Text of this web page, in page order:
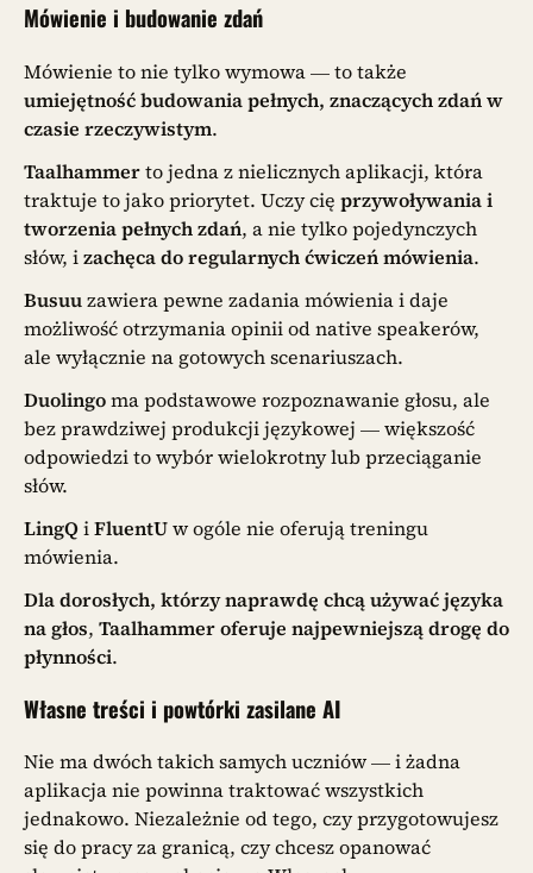
Mówienie i budowanie zdań
Mówienie to nie tylko wymowa — to także
umiejętność budowania pełnych, znaczących zdań w
czasie rzeczywistym.
Taalhammerto jedna z nielicznych aplikacji, która
traktuje to jako priorytet. Uczy cię przywoływania i
tworzenia pełnych zdań, a nie tylko pojedynczych
słów, izachęca do regularnych ćwiczeń mówienia.
Busuuzawiera pewne zadania mówienia i daje
możliwość otrzymania opinii od native speakerów,
ale wyłącznie na gotowych scenariuszach.
Duolingoma podstawowe rozpoznawanie głosu, ale
bez prawdziwej produkcji językowej — większość
odpowiedzi to wybór wielokrotny lub przeciąganie
słów.
LingQiFluentUw ogóle nie oferują treningu
mówienia.
Dla dorosłych, którzy naprawdę chcą używać języka
na głos, Taalhammer oferuje najpewniejszą drogę do
płynności.
Własne treści i powtórki zasilane AI
Nie ma dwóch takich samych uczniów — i żadna
aplikacja nie powinna traktować wszystkich
jednakowo. Niezależnie od tego, czy przygotowujesz
się do pracy za granicą, czy chcesz opanować